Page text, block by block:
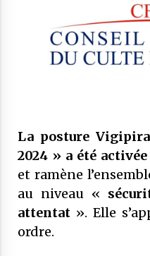
propos
Odoul.
22 avril
Mise au
légitimité
le CFCM
tout
21 février
La posture
2024 » a été
et ramène
au niveau «
attentat ». Elle
ordre.